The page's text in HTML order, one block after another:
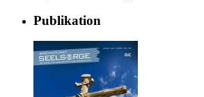
Publikation